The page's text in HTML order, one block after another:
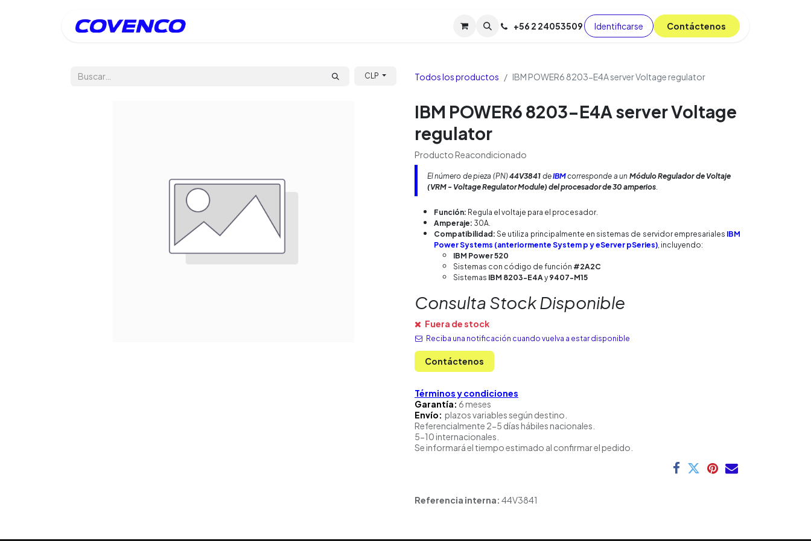
Soporte TPM (CL) Tienda Cursos Blog
+56 2 24053509 Identificarse C​​​​ont​​​​áct​​​​​​en​​​​​​os
CLP Todos los productos IBM POWER6 8203-E4A server Voltage regulator
IBM POWER6 8203-E4A server Voltage
regulator
Producto Reacondicionado
El número de pieza (PN)44V3841 deIBMcorresponde a un Módulo Regulador de Voltaje
(VRM - Voltage Regulator Module) del procesador de 30 amperios.
Función: Regula el voltaje para el procesador.
Amperaje: 30A.
Compatibilidad: Se utiliza principalmente en sistemas de servidor empresariales IBM
Power Systems (anteriormente System p y eServer pSeries), incluyendo:
IBM Power 520
Sistemas con código de función #2A2C
Sistemas IBM 8203-E4Ay9407-M15
Consulta Stock Disponible
Fuera de stock
Reciba una notificación cuando vuelva a estar disponible
Contáctenos
Términos y condiciones
Garantía: 6 meses
Envío: plazos variables según destino.
Referencialmente 2-5 días hábiles nacionales.
5-10 internacionales.
Se informará el tiempo estimado al confirmar el pedido.
Referencia interna: 44V3841